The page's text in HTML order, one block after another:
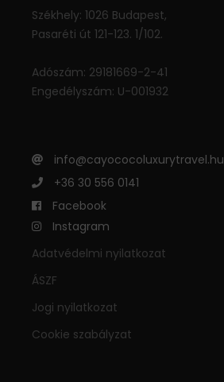
Székhely: 1026 Budapest,
Pasaréti út 121-123. 1/102.
Adószám: 29181669-2-41
Engedélyszám: U-001932
info@cayococoluxurytravel.hu
+36 30 556 0141
Facebook
Instagram
Adatvédelmi nyilatkozat
ÁSZF
Jogi nyilatkozat
Cookie szabályzat